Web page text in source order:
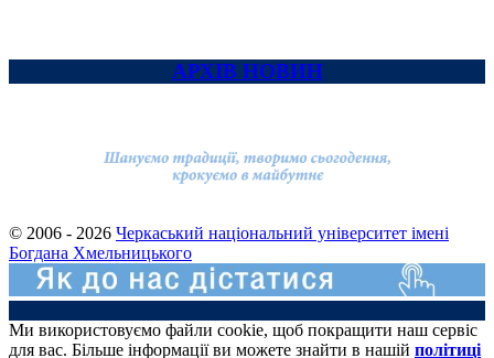
АРХІВ НОВИН
© 2006 - 2026 Черкаський національний університет імені
Богдана Хмельницького
Ми використовуємо файли cookie, щоб покращити наш сервіс
для вас. Більше інформації ви можете знайти в нашій політиці